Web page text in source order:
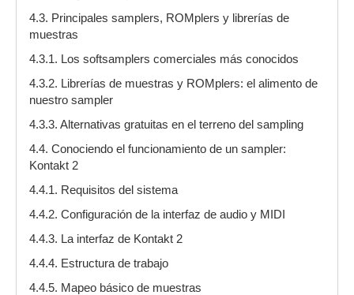
4.3. Principales samplers, ROMplers y librerías de
muestras
4.3.1. Los softsamplers comerciales más conocidos
4.3.2. Librerías de muestras y ROMplers: el alimento de
nuestro sampler
4.3.3. Alternativas gratuitas en el terreno del sampling
4.4. Conociendo el funcionamiento de un sampler:
Kontakt 2
4.4.1. Requisitos del sistema
4.4.2. Configuración de la interfaz de audio y MIDI
4.4.3. La interfaz de Kontakt 2
4.4.4. Estructura de trabajo
4.4.5. Mapeo básico de muestras